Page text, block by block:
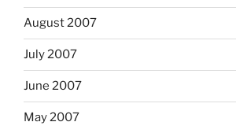
August 2007
July 2007
June 2007
May 2007